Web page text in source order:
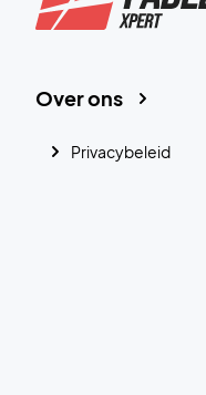
Over ons
Privacybeleid